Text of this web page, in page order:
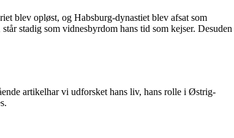
blev opløst, og Habsburg-dynastiet blev afsat som
stadig som vidnesbyrdom hans tid som kejser. Desuden
artikelhar vi udforsket hans liv, hans rolle i Østrig-